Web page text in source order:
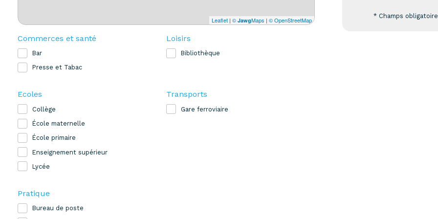
Leaflet | © JawgMaps | © OpenStreetMap
Commerces et santé
Bar
Presse et Tabac
Loisirs
Bibliothèque
Ecoles
Collège
École maternelle
École primaire
Enseignement supérieur
Lycée
Transports
Gare ferroviaire
Pratique
Bureau de poste
* Champs